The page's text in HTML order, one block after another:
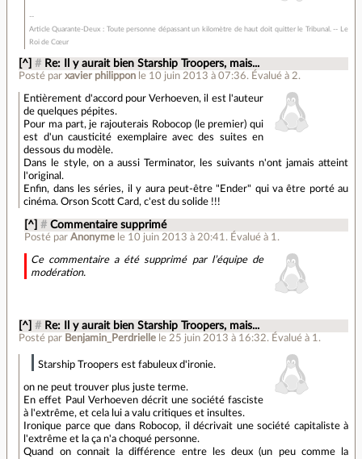
Article Quarante-Deux : Toute personne dépassant un kilomètre de haut doit quitter le Tribunal. -- Le
Roi de Cœur
[^] # Re: Il y aurait bien Starship Troopers, mais...
Posté parxavier philippon le 10 juin 2013 à 07:36. Évalué à 2.
Entièrement d'accord pour Verhoeven, il est l'auteur
de quelques pépites.
Pour ma part, je rajouterais Robocop (le premier) qui
est d'un causticité exemplaire avec des suites en
dessous du modèle.
Dans le style, on a aussi Terminator, les suivants n'ont jamais atteint
l'original.
Enfin, dans les séries, il y aura peut-être "Ender" qui va être porté au
cinéma. Orson Scott Card, c'est du solide !!!
[^] # Commentaire supprimé
Posté par Anonyme le 10 juin 2013 à 20:41 . Évalué à 1 .
Ce commentaire a été supprimé par l’équipe de
modération.
[^] # Re: Il y aurait bien Starship Troopers, mais...
Posté par Benjamin_Perdrielle le 25 juin 2013 à 16:32. Évalué à 1 .
Starship Troopers est fabuleux d'ironie.
on ne peut trouver plus juste terme.
En effet Paul Verhoeven décrit une société fasciste
à l'extrême, et cela lui a valu critiques et insultes.
Ironique parce que dans Robocop, il décrivait une société capitaliste à
l'extrême et la ça n'a choqué personne.
Quand on connait la différence entre les deux (un peu comme la